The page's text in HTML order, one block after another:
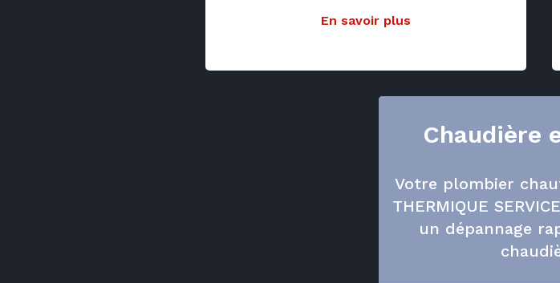
En savoir plus
Chaudière
Votre plombier
THERMIQUE
un dépannage